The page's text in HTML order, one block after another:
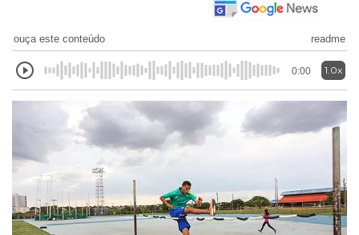
ouça este conteúdo readme
0:00 1.0x